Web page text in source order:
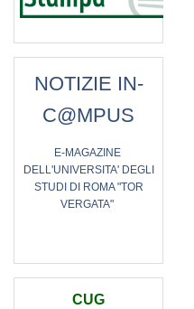
NOTIZIE IN-
C@MPUS
E-MAGAZINE
DELL'UNIVERSITA' DEGLI
STUDI DI ROMA "TOR
VERGATA"
CUG